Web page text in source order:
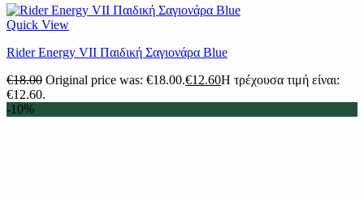
Quick View
Rider Energy VII Παιδική Σαγιονάρα Blue
€18.00 Original price was: €18.00.€12.60Η τρέχουσα τιμή είναι:
€12.60.
-10%